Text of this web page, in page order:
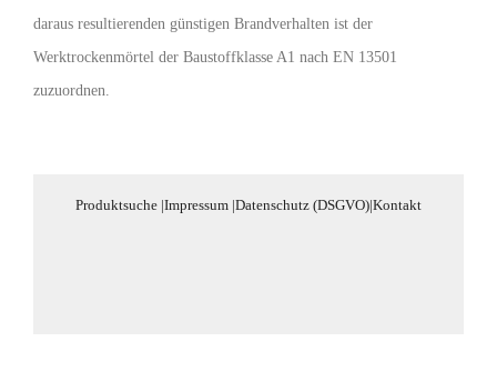
daraus resultierenden günstigen Brandverhalten ist der
Werktrockenmörtel der Baustoffklasse A1 nach EN 13501
zuzuordnen.
Produktsuche |Impressum |Datenschutz (DSGVO)|Kontakt